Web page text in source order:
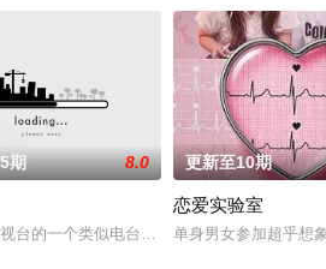
号，成为备受瞩目的主厨，却多年未回到第
期 8.0
台的一个类似电台的脱口秀谈话节目，主题
更新至10期
恋爱实验室
单身男女参加超乎想